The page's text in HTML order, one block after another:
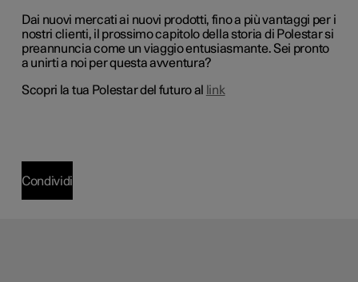
Dai nuovi mercati ai nuovi prodotti, fino a più vantaggi per i
nostri clienti, il prossimo capitolo della storia di Polestar si
preannuncia come un viaggio entusiasmante. Sei pronto
a unirti a noi per questa avventura?
Scopri la tua Polestar del futuro al link
Condividi